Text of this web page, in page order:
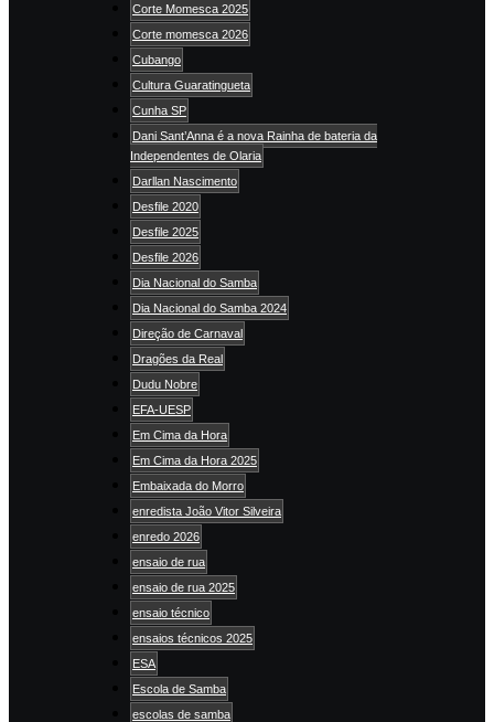
Corte Momesca 2025
Corte momesca 2026
Cubango
Cultura Guaratingueta
Cunha SP
Dani Sant’Anna é a nova Rainha de bateria da
Independentes de Olaria
Darllan Nascimento
Desfile 2020
Desfile 2025
Desfile 2026
Dia Nacional do Samba
Dia Nacional do Samba 2024
Direção de Carnaval
Dragões da Real
Dudu Nobre
EFA-UESP
Em Cima da Hora
Em Cima da Hora 2025
Embaixada do Morro
enredista João Vitor Silveira
enredo 2026
ensaio de rua
ensaio de rua 2025
ensaio técnico
ensaios técnicos 2025
ESA
Escola de Samba
escolas de samba